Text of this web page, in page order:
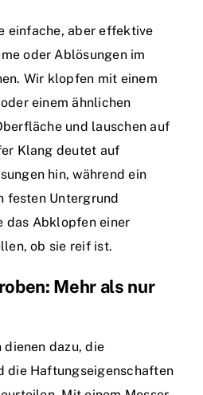
einfache, aber effektive
oder Ablösungen im
Wir klopfen mit einem
einem ähnlichen
und lauschen auf
Klang deutet auf
hin, während ein
festen Untergrund
das Abklopfen einer
ob sie reif ist.
Mehr als nur
dienen dazu, die
die Haftungseigenschaften